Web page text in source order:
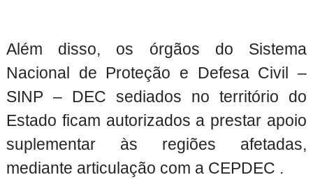
Além disso, os órgãos do Sistema
Nacional de Proteção e Defesa Civil –
SINP – DEC sediados no território do
Estado ficam autorizados a prestar apoio
suplementar às regiões afetadas,
mediante articulação com a CEPDEC .